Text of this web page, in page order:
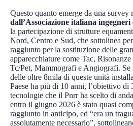
Questo quanto emerge da una survey
dall’Associazione italiana
la partecipazione di strutture
Nord, Centro e Sud, che sottolinea
raggiunto per la sostituzione delle
apparecchiature come Tac, Risonanze
Tc/Pet, Mammografi e Angiografi.
delle oltre 8mila di queste unità
Paese ha più di 10 anni, l’obiettivo di
tecnologie che il Pnrr ha scelto di
entro il giugno 2026 è stato quasi
raggiunto in anticipo, ed “era un
assolutamente necessario”,